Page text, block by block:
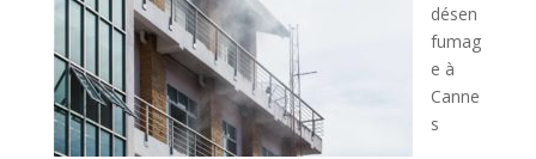
désen
fumag
e à
Canne
s